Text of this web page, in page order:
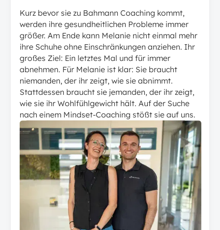
Kurz bevor sie zu Bahmann Coaching kommt,
werden ihre gesundheitlichen Probleme immer
größer. Am Ende kann Melanie nicht einmal mehr
ihre Schuhe ohne Einschränkungen anziehen. Ihr
großes Ziel: Ein letztes Mal und für immer
abnehmen. Für Melanie ist klar: Sie braucht
niemanden, der ihr zeigt, wie sie abnimmt.
Stattdessen braucht sie jemanden, der ihr zeigt,
wie sie ihr Wohlfühlgewicht hält. Auf der Suche
nach einem Mindset-Coaching stößt sie auf uns.